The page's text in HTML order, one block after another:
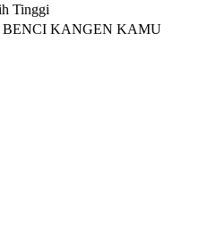
Tinggi
BENCI KANGEN KAMU